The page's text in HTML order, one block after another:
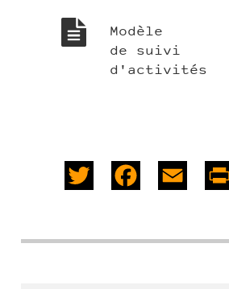
Modèle
de suivi
d'activités
Twitter FacebookEmail